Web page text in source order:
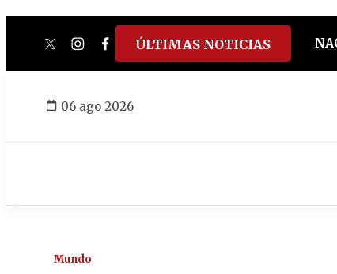
twitterinstagram
facebook
tiktokyoutube
spotify
ÚLTIMAS NOTICIAS
06 ago 2026
Mundo